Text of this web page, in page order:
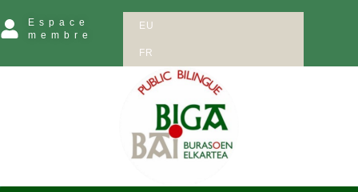
Espace
membre
EU
FR